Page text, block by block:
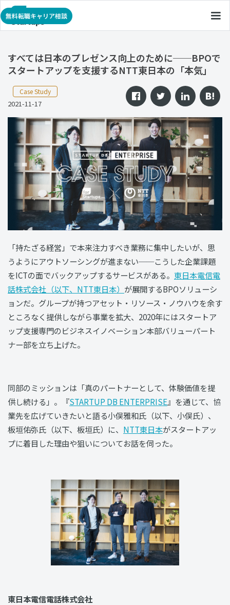
無料転職キャリア相談
すべては日本のプレゼンス向上のために──BPOで
スタートアップを支援するNTT東日本の「本気」
Case Study
2021-11-17
「持たざる経営」で本来注力すべき業務に集中したいが、思
うようにアウトソーシングが進まない──こうした企業課題
をICTの面でバックアップするサービスがある。 東日本電信電
話株式会社（以下、NTT東日本） が展開するBPOソリューシ
ョンだ。グループが持つアセット・リソース・ノウハウを余す
ところなく提供しながら事業を拡大、2020年にはスタートア
ップ支援専門のビジネスイノベーション本部バリューパート
ナー部を立ち上げた。
同部のミッションは「真のパートナーとして、体験価値を提
供し続ける」。『STARTUP DB ENTERPRISE』を通じて、協
業先を広げていきたいと語る小俣雅和氏（以下、小俣氏）、
板垣佑弥氏（以下、板垣氏）に、 NTT東日本がスタートアッ
プに着目した理由や狙いについてお話を伺った。
東日本電信電話株式会社